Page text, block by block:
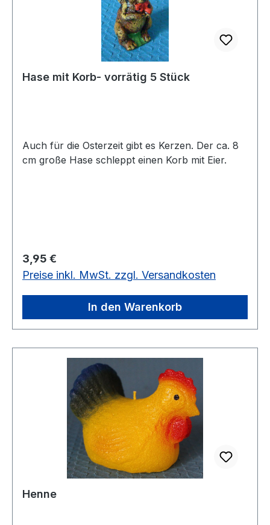
Hase mit Korb- vorrätig 5 Stück
Auch für die Osterzeit gibt es Kerzen. Der ca. 8
cm große Hase schleppt einen Korb mit Eier.
Regulärer Preis:
3,95 €
Preise inkl. MwSt. zzgl. Versandkosten
In den Warenkorb
Henne